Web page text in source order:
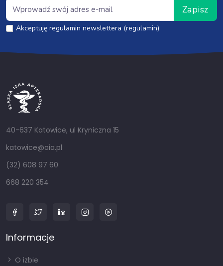
Zapisz
Akceptuję regulamin newslettera (regulamin)
40-637 Katowice, ul Kryniczna 15
katowice@oia.pl
(32) 608 97 60
668 220 354
Informacje
O izbie